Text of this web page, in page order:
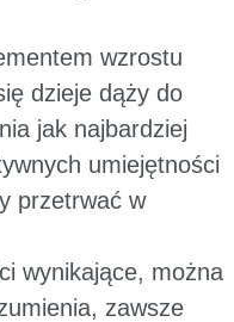
wzrostu
dzieje dąży do
jak najbardziej
umiejętności
przetrwać w
wynikające, można
zawsze